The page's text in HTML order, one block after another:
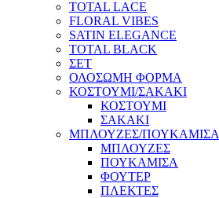
TOTAL LACE
FLORAL VIBES
SATIN ELEGANCE
TOTAL BLACK
ΣΕΤ
ΟΛΟΣΩΜΗ ΦΟΡΜΑ
ΚΟΣΤΟΥΜΙ/ΣΑΚΑΚΙ
ΚΟΣΤΟΥΜΙ
ΣΑΚΑΚΙ
ΜΠΛΟΥΖΕΣ/ΠΟΥΚΑΜΙΣΑ
ΜΠΛΟΥΖΕΣ
ΠΟΥΚΑΜΙΣΑ
ΦΟΥΤΕΡ
ΠΛΕΚΤΕΣ